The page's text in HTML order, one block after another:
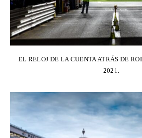
EL RELOJ DE LA CUENTA ATRÁS DE
2021.